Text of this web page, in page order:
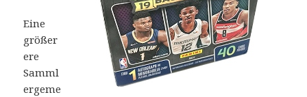
Eine
größer
ere
Samml
ergeme